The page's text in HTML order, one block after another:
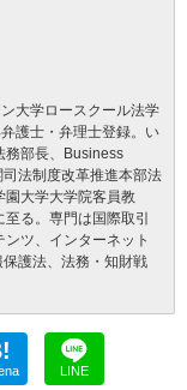
大学ロースクール法学
護士・弁理士登録。い
務部長、Business
法制度改革推進本部法
園大学大学院客員教
る。専門は国際取引
ツ、インターネット
護法、法務・知財戦
LINE